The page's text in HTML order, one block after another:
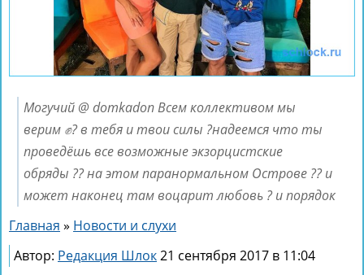
Могучий @ domkadon Всем коллективом мы
верим ✊? в тебя и твои силы ?надеемся что ты
проведёшь все возможные экзорцистские
обряды ?? на этом паранормальном Острове ?? и
может наконец там воцарит любовь ? и порядок
Главная » Новости и слухи
Автор: Редакция Шлок21 сентября 2017 в 11:04